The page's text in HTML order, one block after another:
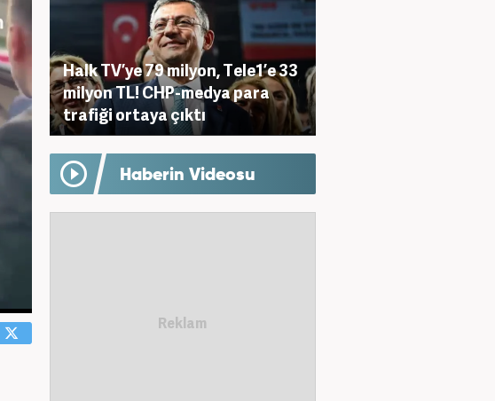
Halk TV’ye 79 milyon, Tele1’e 33
milyon TL! CHP-medya para
trafiği ortaya çıktı
Haberin Videosu